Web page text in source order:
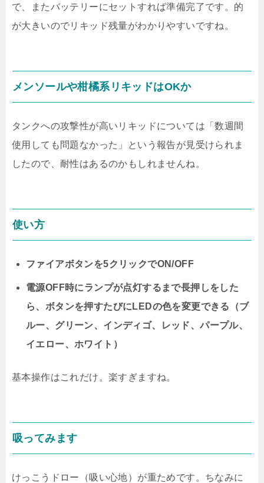
で、またバッテリーにセットすれば準備完了です。的
が大きいのでリキッド残量がわかりやすいですね。
メンソールや柑橘系リキッドはOKか
タンクへの攻撃性が高いリキッドについては「数週間
使用しても問題なかった」という報告が見受けられま
したので、耐性はあるのかもしれませんね。
使い方
ファイアボタンを5クリックでON/OFF
電源OFF時にランプが点灯するまで長押しをした
ら、ボタンを押すたびにLEDの色を変更できる（ブ
ルー、グリーン、インディゴ、レッド、パープル、
イエロー、ホワイト）
基本操作はこれだけ。楽すぎますね。
吸ってみます
けっこうドロー（吸い心地）が重ためです。ちなみに